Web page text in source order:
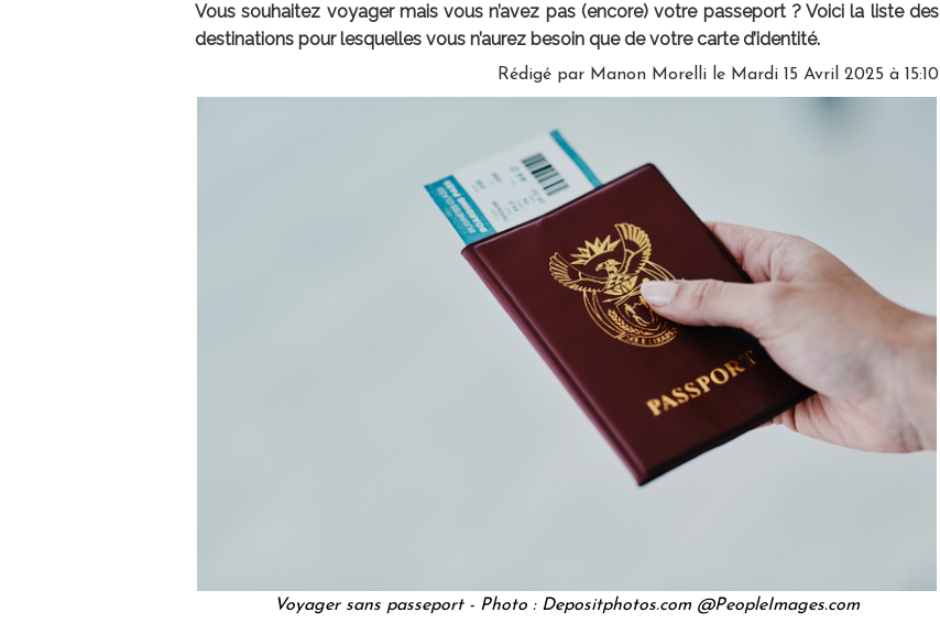
Vous souhaitez voyager mais vous n’avez pas (encore) votre passeport ? Voici la liste des
destinations pour lesquelles vous n’aurez besoin que de votre carte d’identité.
Rédigé par Manon Morelli le Mardi 15 Avril 2025 à 15:10
Voyager sans passeport - Photo : Depositphotos.com @PeopleImages.com